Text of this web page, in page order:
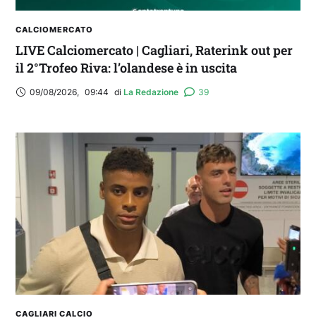
CALCIOMERCATO
LIVE Calciomercato | Cagliari, Raterink out per
il 2°Trofeo Riva: l’olandese è in uscita
09/08/2026, 09:44 di La Redazione 39
CAGLIARI CALCIO